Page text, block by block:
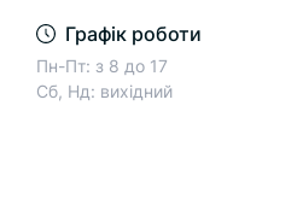
Графік роботи
Пн-Пт: з 8 до 17
Сб, Нд: вихідний